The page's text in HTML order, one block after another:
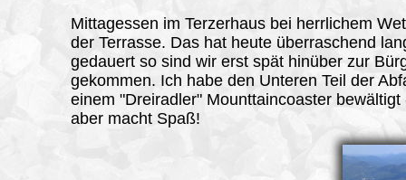
Mittagessen im Terzerhaus bei herrlichem
der Terrasse. Das hat heute überraschend
gedauert so sind wir erst spät hinüber zur
gekommen. Ich habe den Unteren Teil der
einem "Dreiradler" Mounttaincoaster bewältigt
aber macht Spaß!